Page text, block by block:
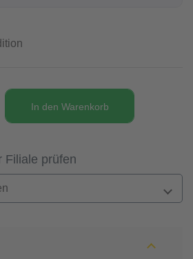
In den Warenkorb
Filiale prüfen